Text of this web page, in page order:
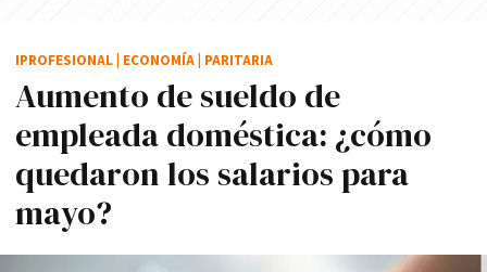
Aumento de sueldo de
empleada doméstica: ¿cómo
quedaron los salarios para
mayo?
IPROFESIONAL ECONOMÍA PARITARIA